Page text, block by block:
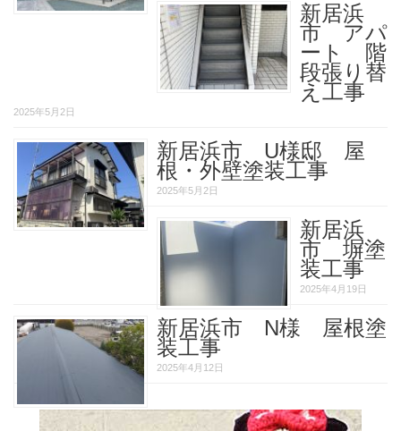
新居浜
市 アパ
ート 階
段張り替
え工事
2025年5月2日
新居浜市 U様邸 屋
根・外壁塗装工事
2025年5月2日
新居浜
市 塀塗
装工事
2025年4月19日
新居浜市 N様 屋根塗
装工事
2025年4月12日